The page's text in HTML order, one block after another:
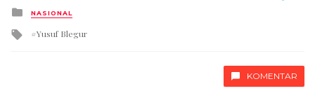
Posted
in
NASIONAL
Tagged
Yusuf Blegur
KOMENTAR